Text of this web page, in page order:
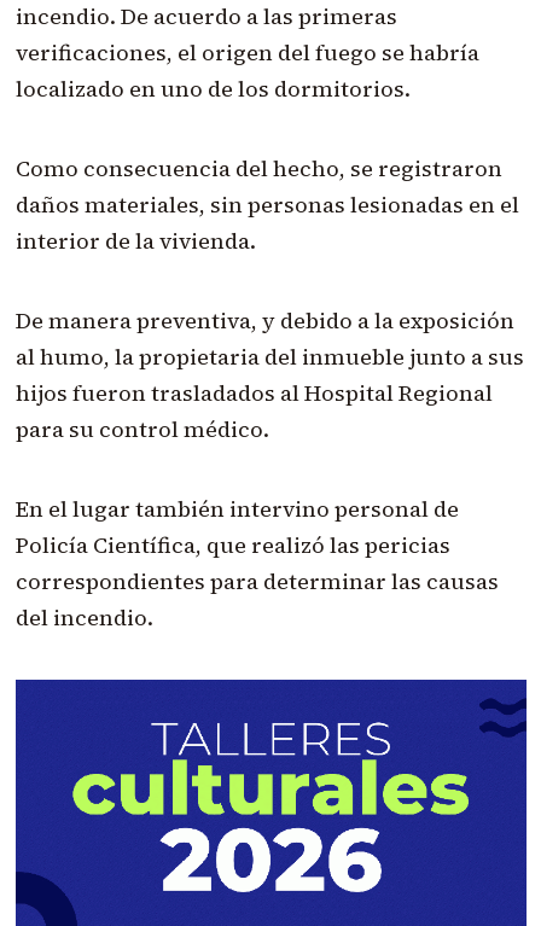
incendio. De acuerdo a las primeras
verificaciones, el origen del fuego se habría
localizado en uno de los dormitorios.
Como consecuencia del hecho, se registraron
daños materiales, sin personas lesionadas en el
interior de la vivienda.
De manera preventiva, y debido a la exposición
al humo, la propietaria del inmueble junto a sus
hijos fueron trasladados al Hospital Regional
para su control médico.
En el lugar también intervino personal de
Policía Científica, que realizó las pericias
correspondientes para determinar las causas
del incendio.